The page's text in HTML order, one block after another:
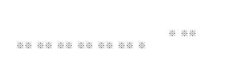
※ ※※
※※ ※※ ※※ ※※ ※※ ※※ ※